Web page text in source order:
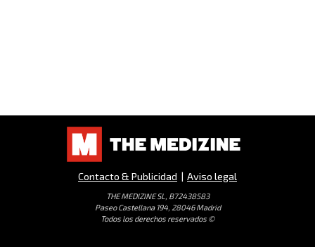
Contacto & Publicidad | Aviso legal
THE MEDIZINE SL, B72438583
Paseo Castellana 194, 28046 Madrid
Todos los derechos reservados ©